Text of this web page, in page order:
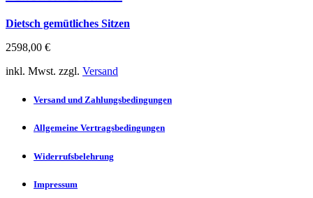
Dietsch gemütliches Sitzen
2598,00 €
inkl. Mwst. zzgl. Versand
Versand und Zahlungsbedingungen
Allgemeine Vertragsbedingungen
Widerrufsbelehrung
Impressum